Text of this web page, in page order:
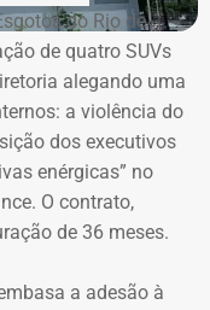
do Rio de
de quatro SUVs
alegando uma
a violência do
dos executivos
enérgicas” no
O contrato,
de 36 meses.
a adesão à